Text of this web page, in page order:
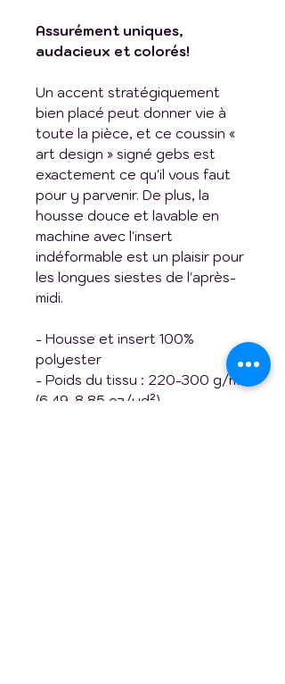
Assurément uniques,
audacieux et colorés!
Un accent stratégiquement
bien placé peut donner vie à
toute la pièce, et ce coussin «
art design » signé gebs est
exactement ce qu'il vous faut
pour y parvenir. De plus, la
housse douce et lavable en
machine avec l'insert
indéformable est un plaisir pour
les longues siestes de l'après-
midi.
- Housse et insert 100%
polyester
- Poids du tissu : 220-300 g/m²
(6,49-8,85 oz/yd²)